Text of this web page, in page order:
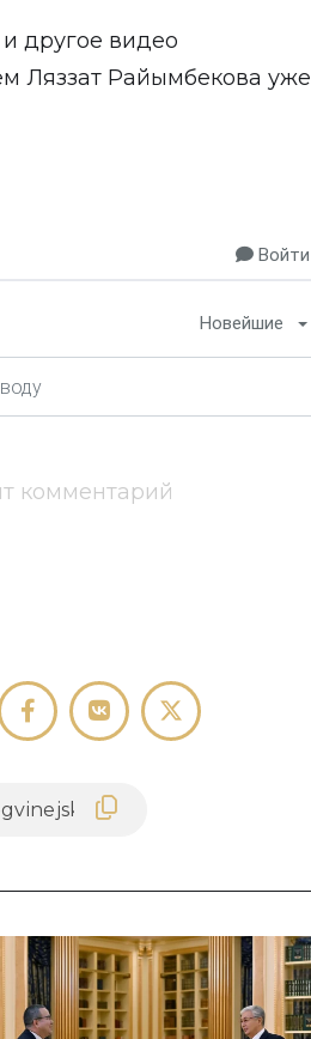
другое видео
Ляззат Райымбекова уже
Войти
Новейшие
комментарий